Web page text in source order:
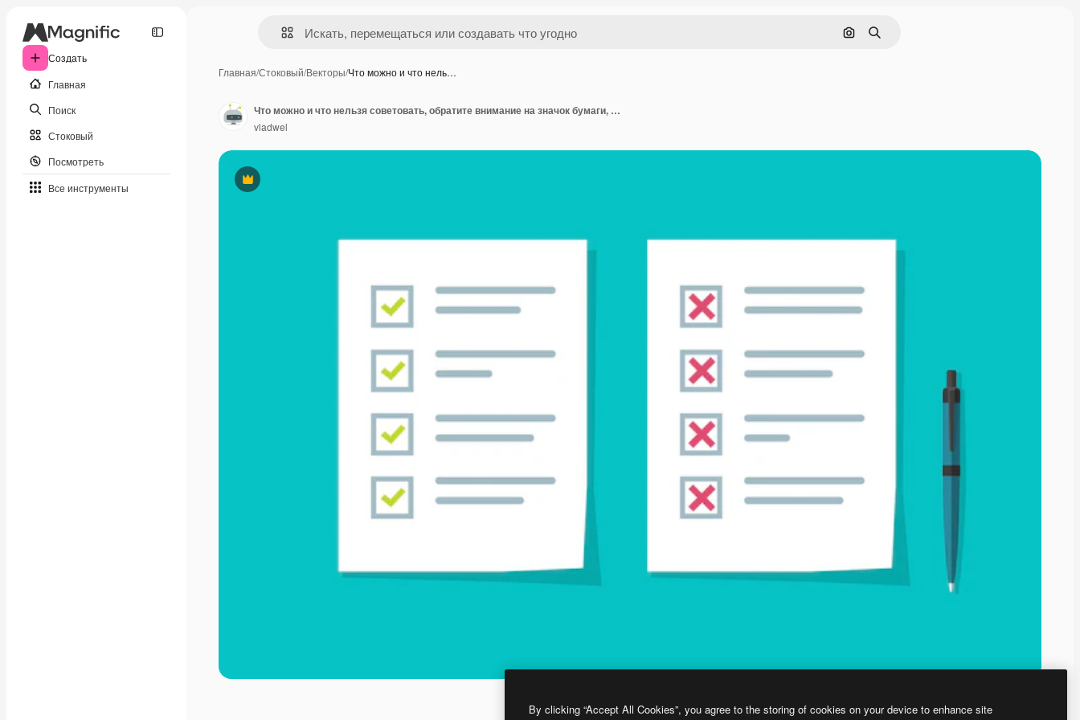
Создать
Главная
Поиск
Стоковый
Посмотреть
Все инструменты
Поиск по изображению
Поиск
Главная/Стоковый/Векторы/Что можно и что нель…
Премиум
Что можно и что нельзя советовать, обратите внимание на значок бумаги, плюсы и минусы, контрольный список, концепция, результаты экзамена, отчет о хороших результатах.
vladwel
By clicking “Accept All Cookies”, you agree to the storing of cookies on your device to enhance site